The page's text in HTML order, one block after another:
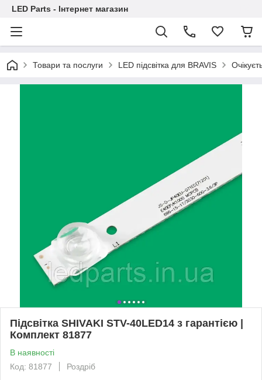
LED Parts - Інтернет магазин
Товари та послуги LED підсвітка для BRAVIS
Підсвітка SHIVAKI STV-40LED14 з гарантією |
Комплект 81877
В наявності
Код: 81877
Роздріб